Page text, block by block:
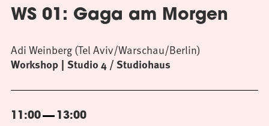
WS 01: Gaga am Morgen
Workshop Studio 4 / Studiohaus
Adi Weinberg (Tel Aviv/Warschau/Berlin)
11:00 13:00